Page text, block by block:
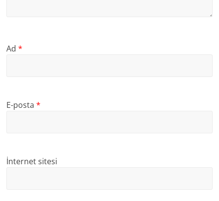
Ad*
E-posta*
İnternet sitesi